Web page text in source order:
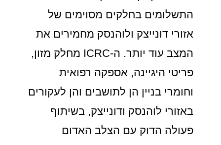
התשלומים בחלקים מסוימים של
אזורי דונייצק ולוהנסק מחמירים את
המצב עוד יותר. ה-ICRC מחלק מזון,
פריטי היגיינה, אספקה רפואית
וחומרי בניין הן לתושבים והן לעקורים
באזורי לוהנסק ודונייצק, בשיתוף
פעולה הדוק עם הצלב האדום